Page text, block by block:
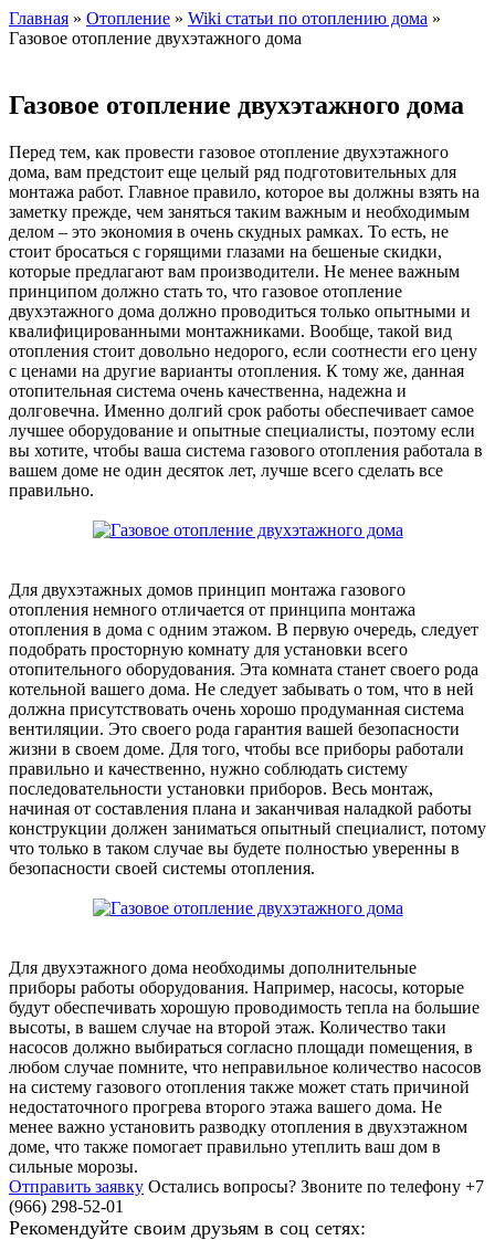
Главная » Отопление » Wiki статьи по отоплению дома »
Газовое отопление двухэтажного дома
Газовое отопление двухэтажного дома
Перед тем, как провести газовое отопление двухэтажного
дома, вам предстоит еще целый ряд подготовительных для
монтажа работ. Главное правило, которое вы должны взять на
заметку прежде, чем заняться таким важным и необходимым
делом – это экономия в очень скудных рамках. То есть, не
стоит бросаться с горящими глазами на бешеные скидки,
которые предлагают вам производители. Не менее важным
принципом должно стать то, что газовое отопление
двухэтажного дома должно проводиться только опытными и
квалифицированными монтажниками. Вообще, такой вид
отопления стоит довольно недорого, если соотнести его цену
с ценами на другие варианты отопления. К тому же, данная
отопительная система очень качественна, надежна и
долговечна. Именно долгий срок работы обеспечивает самое
лучшее оборудование и опытные специалисты, поэтому если
вы хотите, чтобы ваша система газового отопления работала в
вашем доме не один десяток лет, лучше всего сделать все
правильно.
Для двухэтажных домов принцип монтажа газового
отопления немного отличается от принципа монтажа
отопления в дома с одним этажом. В первую очередь, следует
подобрать просторную комнату для установки всего
отопительного оборудования. Эта комната станет своего рода
котельной вашего дома. Не следует забывать о том, что в ней
должна присутствовать очень хорошо продуманная система
вентиляции. Это своего рода гарантия вашей безопасности
жизни в своем доме. Для того, чтобы все приборы работали
правильно и качественно, нужно соблюдать систему
последовательности установки приборов. Весь монтаж,
начиная от составления плана и заканчивая наладкой работы
конструкции должен заниматься опытный специалист, потому
что только в таком случае вы будете полностью уверенны в
безопасности своей системы отопления.
Для двухэтажного дома необходимы дополнительные
приборы работы оборудования. Например, насосы, которые
будут обеспечивать хорошую проводимость тепла на большие
высоты, в вашем случае на второй этаж. Количество таки
насосов должно выбираться согласно площади помещения, в
любом случае помните, что неправильное количество насосов
на систему газового отопления также может стать причиной
недостаточного прогрева второго этажа вашего дома. Не
менее важно установить разводку отопления в двухэтажном
доме, что также помогает правильно утеплить ваш дом в
сильные морозы.
Отправить заявку Остались вопросы? Звоните по телефону +7
(966) 298-52-01
Рекомендуйте своим друзьям в соц сетях: